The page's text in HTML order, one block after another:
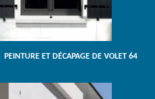
PEINTURE ET DÉCAPAGE DE VOLET 64